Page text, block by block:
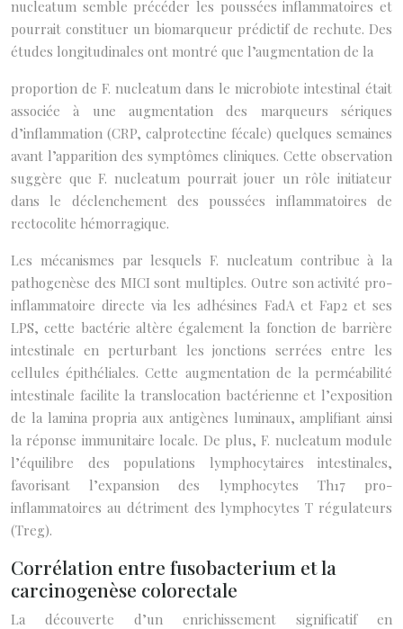
nucleatum semble précéder les poussées inflammatoires et
pourrait constituer un biomarqueur prédictif de rechute. Des
études longitudinales ont montré que l’augmentation de la
proportion de F. nucleatum dans le microbiote intestinal était
associée à une augmentation des marqueurs sériques
d’inflammation (CRP, calprotectine fécale) quelques semaines
avant l’apparition des symptômes cliniques. Cette observation
suggère que F. nucleatum pourrait jouer un rôle initiateur
dans le déclenchement des poussées inflammatoires de
rectocolite hémorragique.
Les mécanismes par lesquels F. nucleatum contribue à la
pathogenèse des MICI sont multiples. Outre son activité pro-
inflammatoire directe via les adhésines FadA et Fap2 et ses
LPS, cette bactérie altère également la fonction de barrière
intestinale en perturbant les jonctions serrées entre les
cellules épithéliales. Cette augmentation de la perméabilité
intestinale facilite la translocation bactérienne et l’exposition
de la lamina propria aux antigènes luminaux, amplifiant ainsi
la réponse immunitaire locale. De plus, F. nucleatum module
l’équilibre des populations lymphocytaires intestinales,
favorisant l’expansion des lymphocytes Th17 pro-
inflammatoires au détriment des lymphocytes T régulateurs
(Treg).
Corrélation entre fusobacterium et la
carcinogenèse colorectale
La découverte d’un enrichissement significatif en